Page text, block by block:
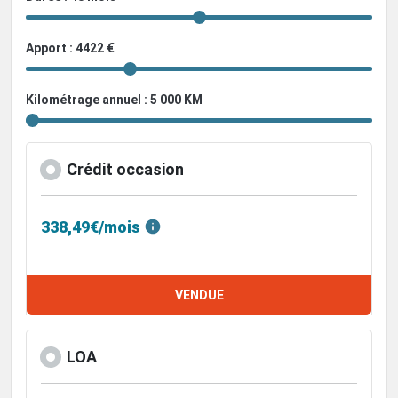
Apport : 4422 €
Kilométrage annuel : 5 000 KM
Crédit occasion
338,49€/mois
VENDUE
LOA